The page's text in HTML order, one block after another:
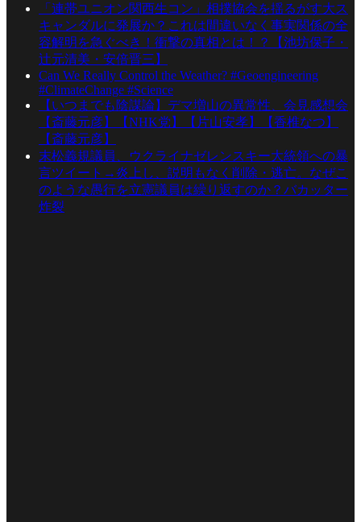
「連帯ユニオン関西生コン」相撲協会を揺るがす大ス
キャンダルに発展か？これは間違いなく事実関係の全
容解明を急ぐべき！衝撃の真相とは！？【池坊保子・
辻元清美・安倍晋三】
Can We Really Control the Weather? #Geoengineering
#ClimateChange #Science
【いつまでも陰謀論】デマ増山の異常性、会見感想会
【斎藤元彦】【NHK党】【片山安孝】【香椎なつ】
【斎藤元彦】
末松義規議員、ウクライナゼレンスキー大統領への暴
言ツイート→炎上し、説明もなく削除・逃亡。なぜこ
のような愚行を立憲議員は繰り返すのか？バカッター
炸裂